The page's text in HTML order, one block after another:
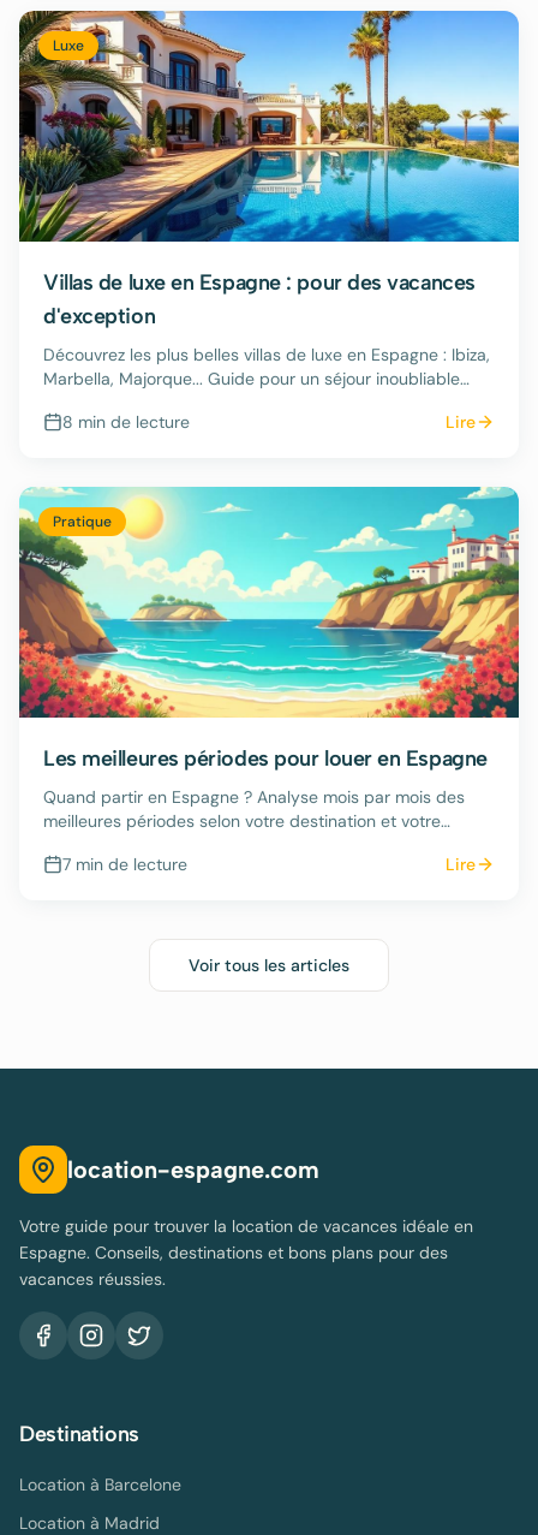
Luxe
Villas de luxe en Espagne : pour des vacances
d'exception
Découvrez les plus belles villas de luxe en Espagne : Ibiza,
Marbella, Majorque... Guide pour un séjour inoubliable
8 min de lecture Lire
Pratique
Les meilleures périodes pour louer en Espagne
Quand partir en Espagne ? Analyse mois par mois des
meilleures périodes selon votre destination et votre
7 min de lecture Lire
Voir tous les articles
location-espagne.com
Votre guide pour trouver la location de vacances idéale en
Espagne. Conseils, destinations et bons plans pour des
vacances réussies.
Destinations
Location à Barcelone
Location à Madrid